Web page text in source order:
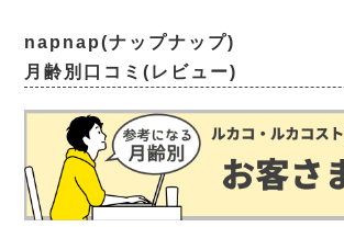
napnap(ナップナップ)
月齢別口コミ(レビュー)